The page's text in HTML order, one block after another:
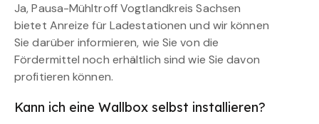
Ja, Pausa-Mühltroff Vogtlandkreis Sachsen
bietet Anreize für Ladestationen und wir können
Sie darüber informieren, wie Sie von die
Fördermittel noch erhältlich sind wie Sie davon
profitieren können.
Kann ich eine Wallbox selbst installieren?